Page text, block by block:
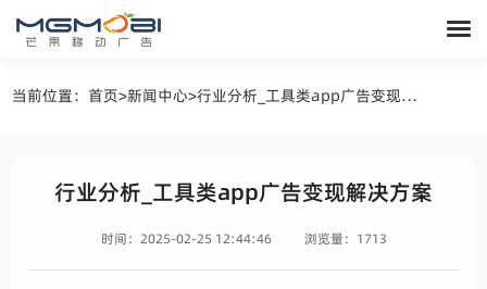
当前位置：首页>新闻中心> 行业分析_工具类app广告变现解决方案
行业分析_工具类app广告变现解决方案
时间：2025-02-25 12:44:46 浏览量：1713